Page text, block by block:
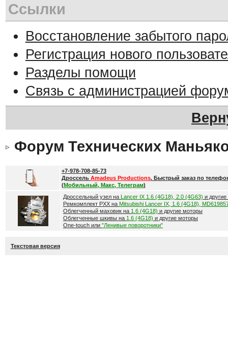
Ссылки
Восстановление забытого
Регистрация нового
Разделы помощи
Связь с администрацией
Форум Технических
+7-978-708-85-73
Дроссель Amadeus Productions. Быстрый заказ по
(Мобильный, Макс, Телеграм)
Дроссельный узел на Lancer IX 1.6 (4G18), 2.0 (4G63) и
Ремкомплект РХХ на Mitsubishi Lancer IX, 1.6 (4G18),
Облегченный маховик на 1.6 (4G18) и другие моторы
Облегченные шкивы на 1.6 (4G18) и другие моторы
One-touch или "Ленивые поворотники"
Текстовая версия